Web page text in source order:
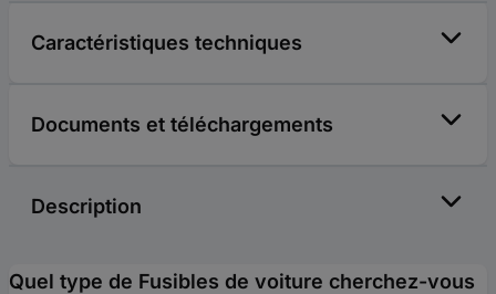
Caractéristiques techniques
Documents et téléchargements
Description
Quel type de Fusibles de voiture cherchez-vous